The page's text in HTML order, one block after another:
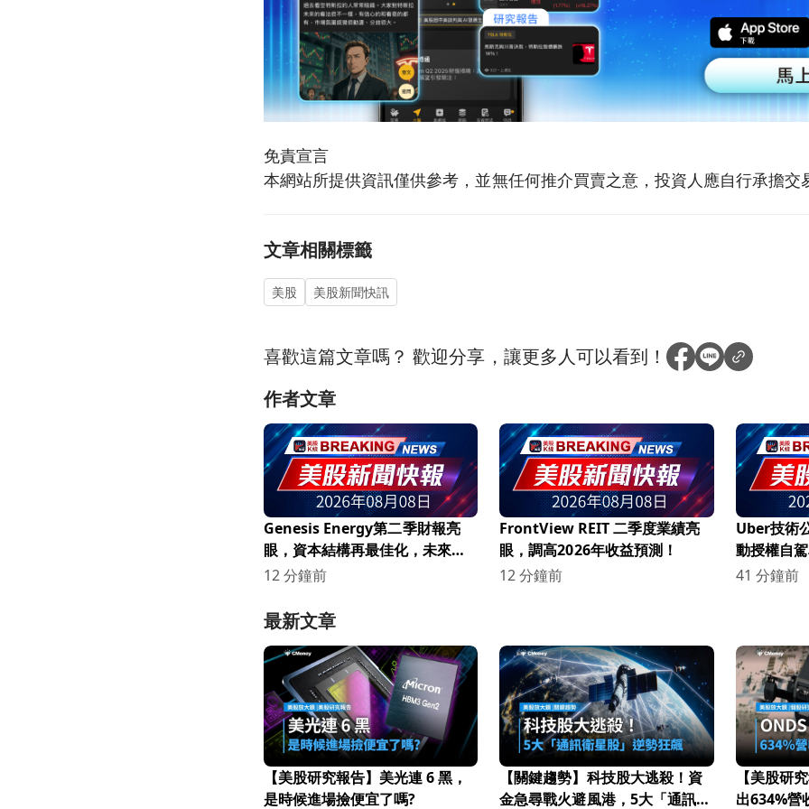
免責宣言
本網站所提供資訊僅供參考，並無任何推介買賣之意，投資人應自行承擔交
文章相關標籤
美股 美股新聞快訊
喜歡這篇文章嗎？歡迎分享，讓更多人可以看到！
作者文章
Genesis Energy第二季財報亮
眼，資本結構再最佳化，未來展
望可期！
12 分鐘前
FrontView REIT 二季度業績亮
眼，調高2026年收益預測！
12 分鐘前
Uber技術
動授權自
萬人報名！
41 分鐘前
最新文章
【美股研究報告】美光連 6 黑，
是時候進場撿便宜了嗎?
【關鍵趨勢】科技股大逃殺！資
金急尋戰火避風港，5大「通訊衛
【美股研
出634%營